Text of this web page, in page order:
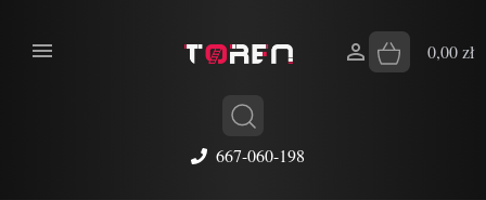
667-060-198
 0,00 zł
